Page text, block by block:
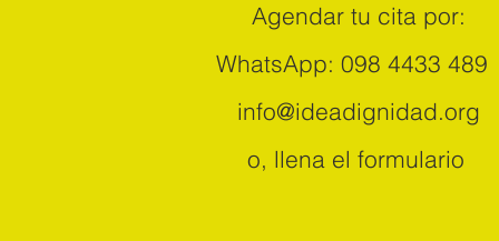
Agendar tu cita por:
WhatsApp: 098 4433
info@ideadignidad.org
o, llena el formulario